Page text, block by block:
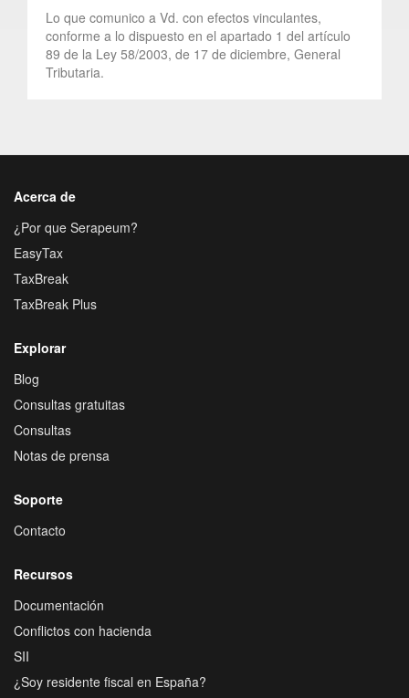
Lo que comunico a Vd. con efectos vinculantes,
conforme a lo dispuesto en el apartado 1 del artículo
89 de la Ley 58/2003, de 17 de diciembre, General
Tributaria.
Acerca de
¿Por que Serapeum?
EasyTax
TaxBreak
TaxBreak Plus
Explorar
Blog
Consultas gratuitas
Consultas
Notas de prensa
Soporte
Contacto
Recursos
Documentación
Conflictos con hacienda
SII
¿Soy residente fiscal en España?